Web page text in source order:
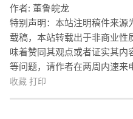
作者: 董鲁皖龙
特别声明：本站注明稿件来
载稿，本站转载出于非商业性
味着赞同其观点或者证实其内
等问题，请作者在两周内速来
收藏 打印